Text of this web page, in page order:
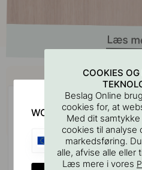
Køb
COOKIES OG
Beslag Online
cookies for, at
Med dit
cookies til analyse
markedsføring.
alle, afvise alle eller
Læs mere i vores
WOULD YOU RATHER
EU